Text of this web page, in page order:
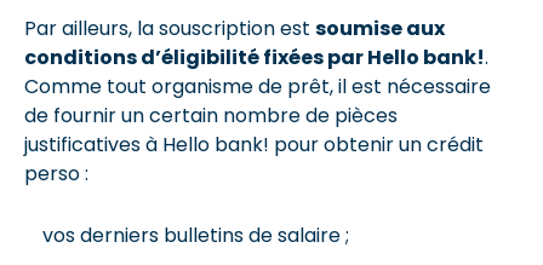
Par ailleurs, la souscription est soumise aux
conditions d’éligibilité fixées par Hello bank!.
Comme tout organisme de prêt, il est nécessaire
de fournir un certain nombre de pièces
justificatives à Hello bank! pour obtenir un crédit
perso :
vos derniers bulletins de salaire ;